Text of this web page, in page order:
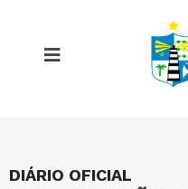
DIÁRIO OFICIAL